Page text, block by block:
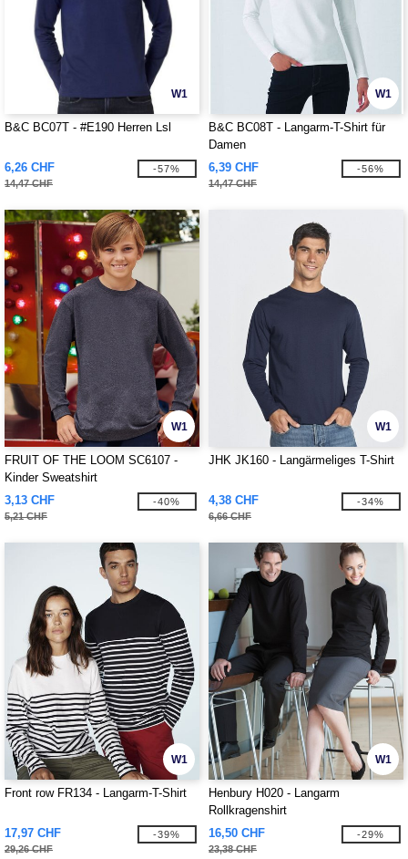
W1
B&C BC07T - #E190 Herren Lsl
6,26 CHF
14,47 CHF
-57%
W1
B&C BC08T - Langarm-T-Shirt für
Damen
6,39 CHF
14,47 CHF
-56%
W1
FRUIT OF THE LOOM SC6107 -
Kinder Sweatshirt
3,13 CHF
5,21 CHF
-40%
W1
JHK JK160 - Langärmeliges T-Shirt
4,38 CHF
6,66 CHF
-34%
W1
Front row FR134 - Langarm-T-Shirt
17,97 CHF
29,26 CHF
-39%
W1
Henbury H020 - Langarm
Rollkragenshirt
16,50 CHF
23,38 CHF
-29%